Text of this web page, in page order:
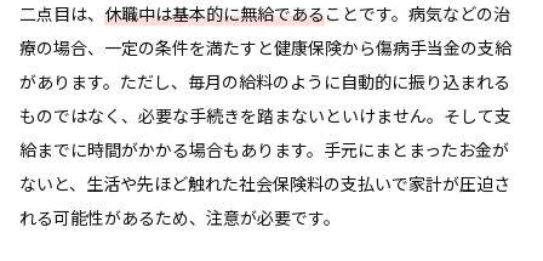
二点目は、 休職中は基本的に無給であることです。病気などの治
療の場合、一定の条件を満たすと健康保険から傷病手当金の支給
があります。ただし、毎月の給料のように自動的に振り込まれる
ものではなく、必要な手続きを踏まないといけません。そして支
給までに時間がかかる場合もあります。手元にまとまったお金が
ないと、生活や先ほど触れた社会保険料の支払いで家計が圧迫さ
れる可能性があるため、注意が必要です。